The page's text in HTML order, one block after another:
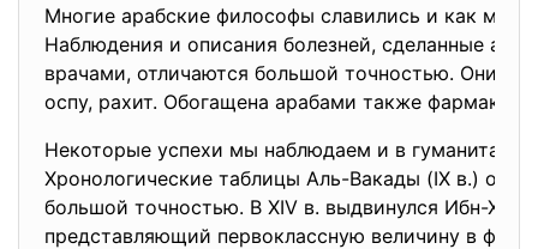
Многие арабские философы славились и как
Наблюдения и описания болезней, сделанные
врачами, отличаются большой точностью. Они
оспу, рахит. Обогащена арабами также
Некоторые успехи мы наблюдаем и в
Хронологические таблицы Аль-Вакады (IX в.)
большой точностью. В XIV в. выдвинулся Ибн-
представляющий первоклассную величину в